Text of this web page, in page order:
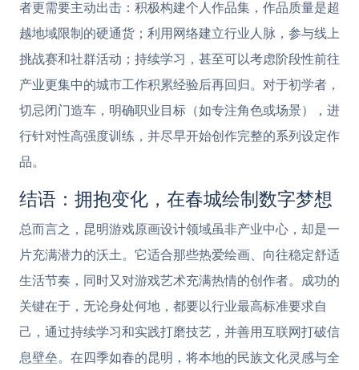
者更需要主动出击：积极构建个人作品集，作品质量是超
越地域限制的硬通货；利用网络建立行业人脉，参与线上
挑战赛和社群活动；持续学习，甚至可以考虑阶段性前往
产业更集中的城市工作积累经验后再回归。对于初学者，
切忌闭门造车，明确职业目标（如专注角色或场景），进
行针对性高强度训练，并尽早开始创作完整的系列设定作
品。
结语：拥抱变化，在春城绘制数字梦想
总而言之，昆明游戏原画设计领域虽非产业中心，却是一
片充满潜力的沃土。它适合那些热爱绘画、向往稳定舒适
生活节奏，同时又对游戏艺术充满热情的创作者。成功的
关键在于，无论身处何地，都要以行业最高标准要求自
己，通过持续学习和实践打磨技艺，并善用互联网打破信
息壁垒。在四季如春的昆明，将本地的民族文化灵感与全